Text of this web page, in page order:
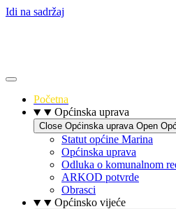
Idi na sadržaj
Početna
Općinska uprava
Close Općinska uprava Open
Statut općine Marina
Općinska uprava
Odluka o komunalnom
ARKOD potvrde
Obrasci
Općinsko vijeće